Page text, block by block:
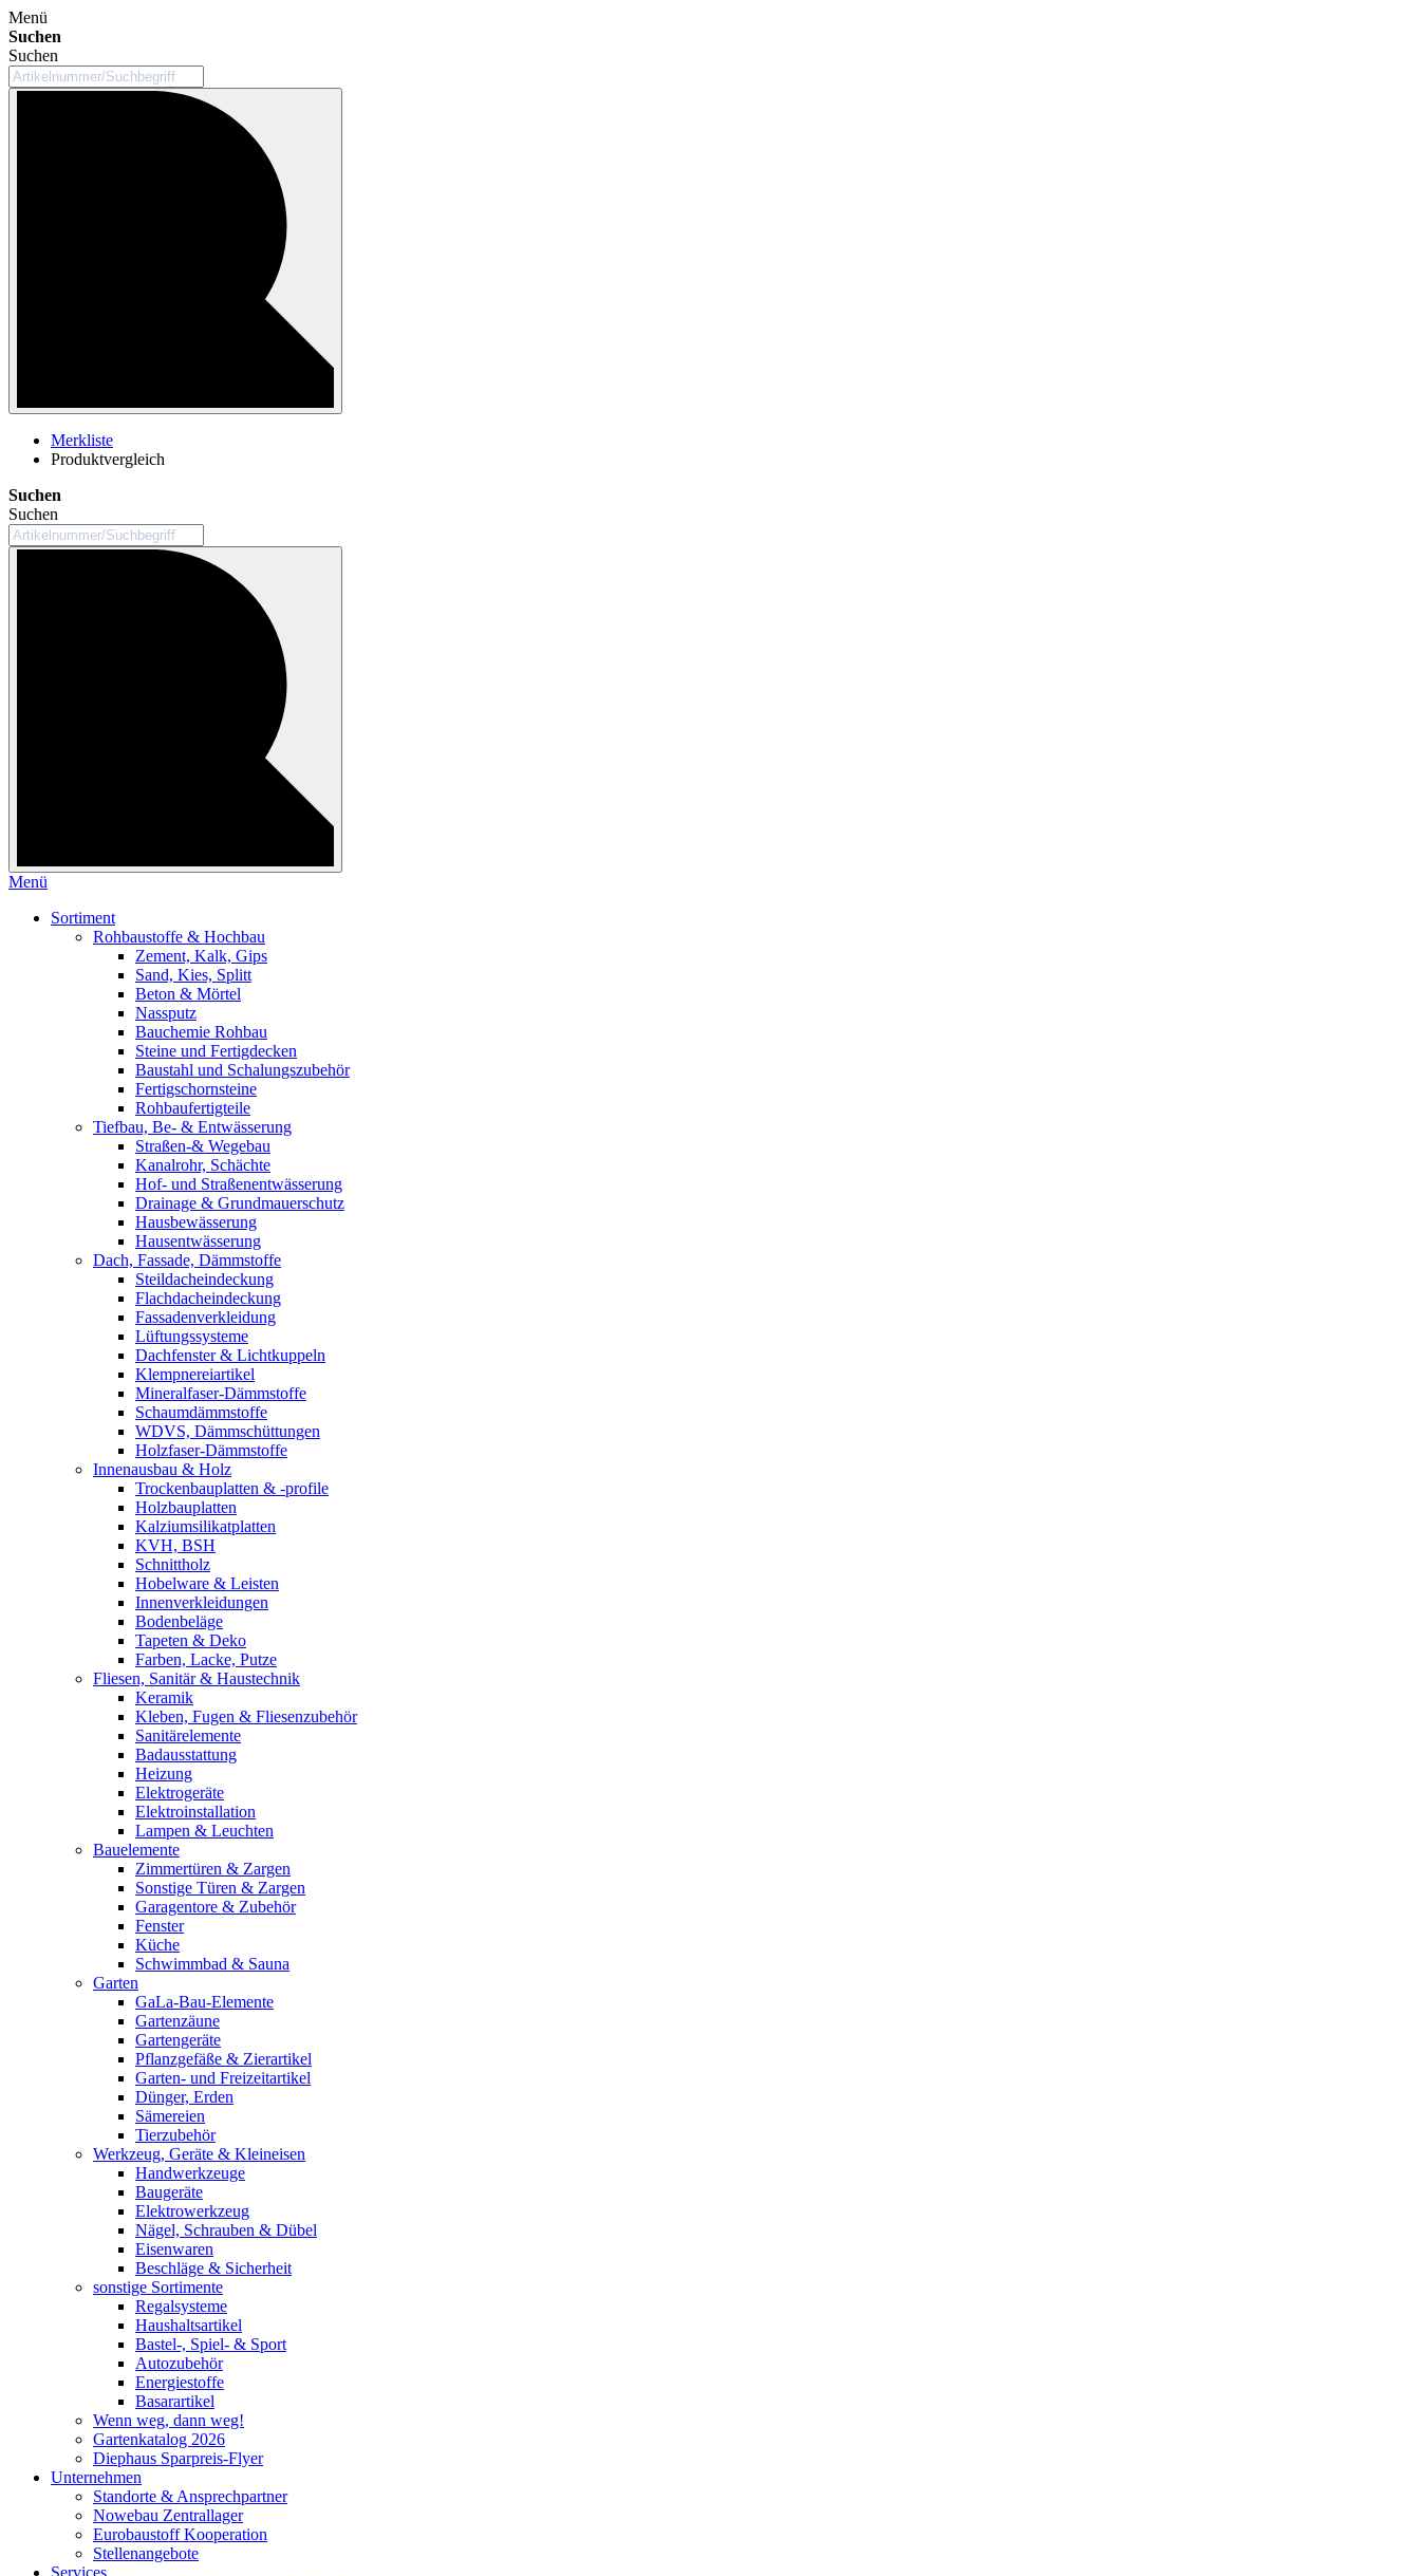
Menü
Suchen
Suchen
Merkliste
Produktvergleich
Suchen
Suchen
Menü
Sortiment
Rohbaustoffe & Hochbau
Zement, Kalk, Gips
Sand, Kies, Splitt
Beton & Mörtel
Nassputz
Bauchemie Rohbau
Steine und Fertigdecken
Baustahl und Schalungszubehör
Fertigschornsteine
Rohbaufertigteile
Tiefbau, Be- & Entwässerung
Straßen-& Wegebau
Kanalrohr, Schächte
Hof- und Straßenentwässerung
Drainage & Grundmauerschutz
Hausbewässerung
Hausentwässerung
Dach, Fassade, Dämmstoffe
Steildacheindeckung
Flachdacheindeckung
Fassadenverkleidung
Lüftungssysteme
Dachfenster & Lichtkuppeln
Klempnereiartikel
Mineralfaser-Dämmstoffe
Schaumdämmstoffe
WDVS, Dämmschüttungen
Holzfaser-Dämmstoffe
Innenausbau & Holz
Trockenbauplatten & -profile
Holzbauplatten
Kalziumsilikatplatten
KVH, BSH
Schnittholz
Hobelware & Leisten
Innenverkleidungen
Bodenbeläge
Tapeten & Deko
Farben, Lacke, Putze
Fliesen, Sanitär & Haustechnik
Keramik
Kleben, Fugen & Fliesenzubehör
Sanitärelemente
Badausstattung
Heizung
Elektrogeräte
Elektroinstallation
Lampen & Leuchten
Bauelemente
Zimmertüren & Zargen
Sonstige Türen & Zargen
Garagentore & Zubehör
Fenster
Küche
Schwimmbad & Sauna
Garten
GaLa-Bau-Elemente
Gartenzäune
Gartengeräte
Pflanzgefäße & Zierartikel
Garten- und Freizeitartikel
Dünger, Erden
Sämereien
Tierzubehör
Werkzeug, Geräte & Kleineisen
Handwerkzeuge
Baugeräte
Elektrowerkzeug
Nägel, Schrauben & Dübel
Eisenwaren
Beschläge & Sicherheit
sonstige Sortimente
Regalsysteme
Haushaltsartikel
Bastel-, Spiel- & Sport
Autozubehör
Energiestoffe
Basarartikel
Wenn weg, dann weg!
Gartenkatalog 2026
Diephaus Sparpreis-Flyer
Unternehmen
Standorte & Ansprechpartner
Nowebau Zentrallager
Eurobaustoff Kooperation
Stellenangebote
Services